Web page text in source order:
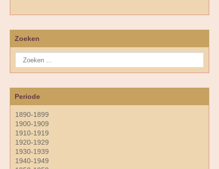
Zoeken
Periode
1890-1899
1900-1909
1910-1919
1920-1929
1930-1939
1940-1949